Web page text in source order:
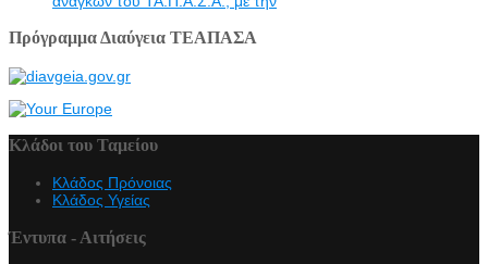
Πρόγραμμα Διαύγεια ΤΕΑΠΑΣΑ
Κλάδοι του Ταμείου
Κλάδος Πρόνοιας
Κλάδος Υγείας
Έντυπα - Αιτήσεις